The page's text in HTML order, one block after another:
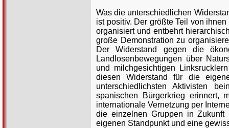
Was die unterschiedlichen
ist positiv. Der größte Teil von
organisiert und entbehrt
große Demonstration zu
Der Widerstand gegen die
Landlosenbewegungen über
und milchgesichtigen
diesen Widerstand für die
unterschiedlichsten Aktivisten
spanischen Bürgerkrieg
internationale Vernetzung per
die einzelnen Gruppen in
eigenen Standpunkt und eine